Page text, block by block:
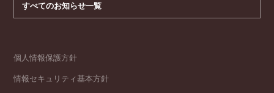
すべてのお知らせ一覧
個人情報保護方針
情報セキュリティ基本方針